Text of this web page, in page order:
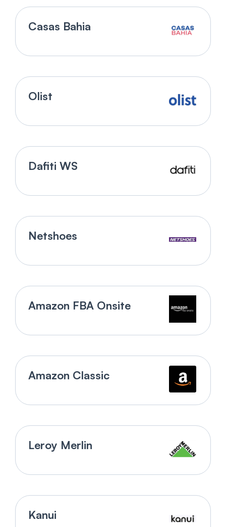
Casas Bahia
Olist
Dafiti WS
Netshoes
Amazon FBA Onsite
Amazon Classic
Leroy Merlin
Kanui